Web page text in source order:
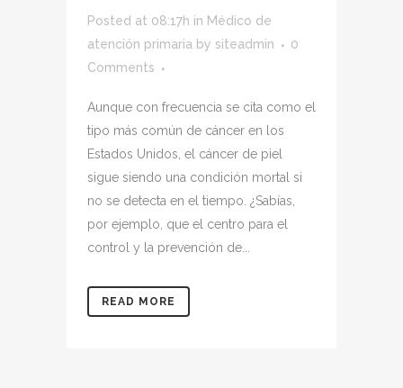
Posted at 08:17h in Médico de
atención primaria by siteadmin
0
Comments
Aunque con frecuencia se cita como el
tipo más común de cáncer en los
Estados Unidos, el cáncer de piel
sigue siendo una condición mortal si
no se detecta en el tiempo. ¿Sabías,
por ejemplo, que el centro para el
control y la prevención de...
READ MORE